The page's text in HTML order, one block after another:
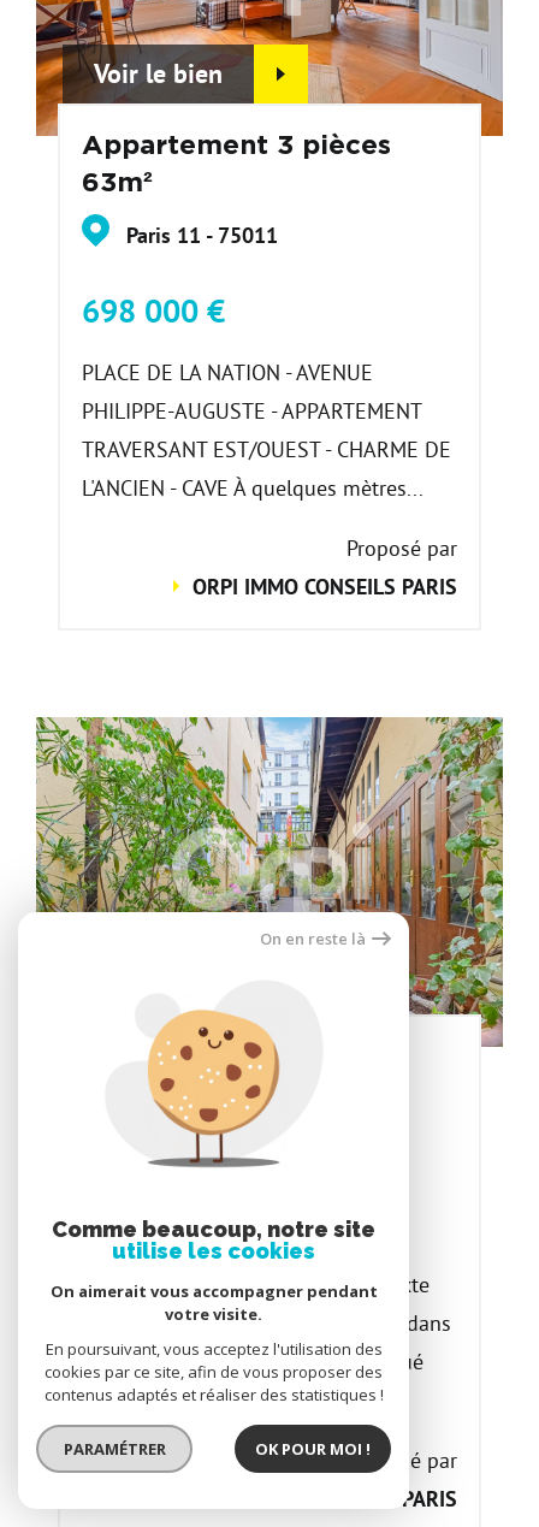
Voir le bien
Appartement 3 pièces
63m²
Paris 11 - 75011
698 000 €
PLACE DE LA NATION - AVENUE
PHILIPPE-AUGUSTE - APPARTEMENT
TRAVERSANT EST/OUEST - CHARME DE
L'ANCIEN - CAVE À quelques mètres...
Proposé par
ORPI IMMO CONSEILS PARIS
Appartement 5 pièces
204m²
Paris 11 - 75011
2 530 000 €
PARIS 11ème - 204 m² à usage mixte
(habitation ou profession libérale) dans
un passage calme et recherché Situé
au...
Proposé par
ORPI IMMO CONSEILS PARIS
On en reste là
Comme beaucoup, notre site
utilise les cookies
On aimerait vous accompagner pendant
votre visite.
En poursuivant, vous acceptez l'utilisation des
cookies par ce site, afin de vous proposer des
contenus adaptés et réaliser des statistiques !
PARAMÉTRER OK POUR MOI !